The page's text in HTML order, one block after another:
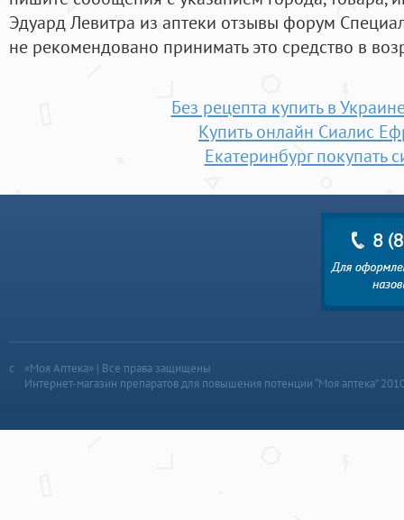
Эдуард Левитра из аптеки отзывы форум
не рекомендовано принимать это средство в
Без рецепта купить в
Купить онлайн Сиалис
Екатеринбург покупать
«Моя Аптека» | Все права защищены
Интернет-магазин препаратов для повышения потенции “Моя аптека”